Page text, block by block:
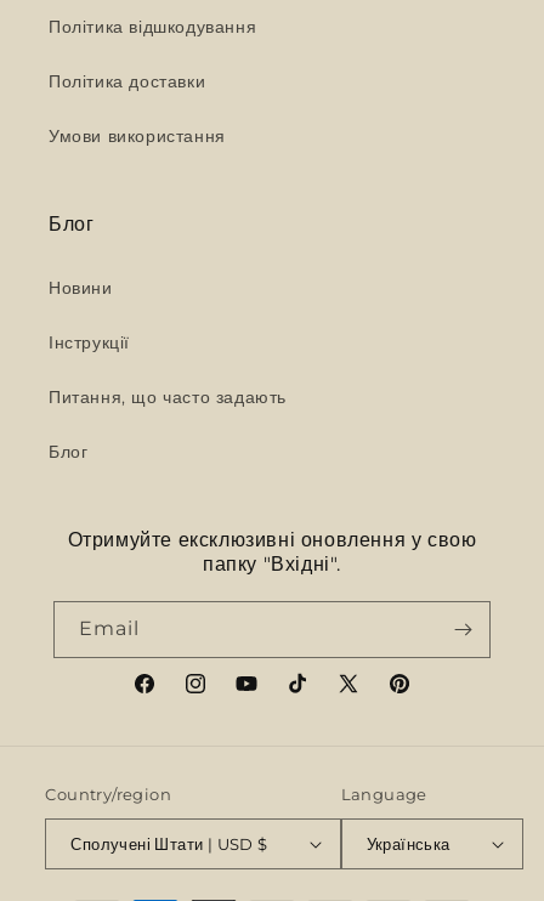
Політика відшкодування
Політика доставки
Умови використання
Блог
Новини
Інструкції
Питання, що часто задають
Блог
Отримуйте ексклюзивні оновлення у свою
папку "Вхідні".
Email
FacebookInstagramYouTubeTikTokX
Pinterest
Country/region
Сполучені Штати | USD $
Language
Українська